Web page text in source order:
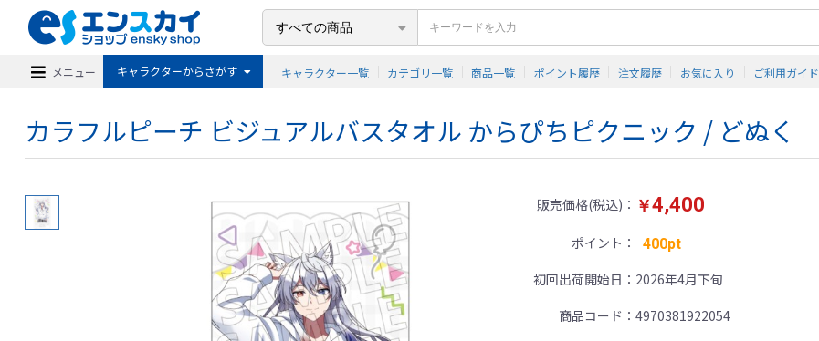
メニュー キャラクターからさがす キャラクター一覧 カテゴリ一覧 商品一覧 ポイント履歴 注文履歴 お気に入り ご利用ガイド
カラフルピーチ ビジュアルバスタオル からぴちピクニック / どぬく
販売価格(税込) ￥4,400
ポイント 400pt
初回出荷開始日
2026年4月下旬
商品コード
4970381922054